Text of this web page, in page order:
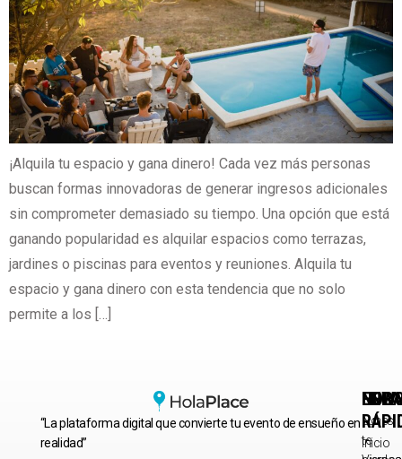
¡Alquila tu espacio y gana dinero! Cada vez más personas
buscan formas innovadoras de generar ingresos adicionales
sin comprometer demasiado su tiempo. Una opción que está
ganando popularidad es alquilar espacios como terrazas,
jardines o piscinas para eventos y reuniones. Alquila tu
espacio y gana dinero con esta tendencia que no solo
permite a los […]
“La plataforma digital que convierte tu evento de ensueño en
realidad”
Lunes
–
Inicio
No
te